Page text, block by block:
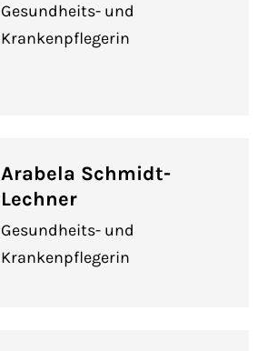
Gesundheits- und
Krankenpflegerin
Arabela Schmidt-
Lechner
Gesundheits- und
Krankenpflegerin